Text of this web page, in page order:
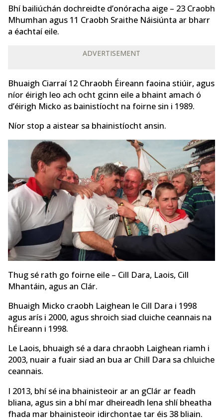
Bhí bailiúchán dochreidte d’onóracha aige – 23 Craobh
Mhumhan agus 11 Craobh Sraithe Náisiúnta ar bharr
a éachtaí eile.
ADVERTISEMENT
Bhuaigh Ciarraí 12 Chraobh Éireann faoina stiúir, agus
níor éirigh leo ach ocht gcinn eile a bhaint amach ó
d’éirigh Micko as bainistíocht na foirne sin i 1989.
Níor stop a aistear sa bhainistíocht ansin.
Thug sé rath go foirne eile – Cill Dara, Laois, Cill
Mhantáin, agus an Clár.
Bhuaigh Micko craobh Laighean le Cill Dara i 1998
agus arís i 2000, agus shroich siad cluiche ceannais na
hÉireann i 1998.
Le Laois, bhuaigh sé a dara chraobh Laighean riamh i
2003, nuair a fuair siad an bua ar Chill Dara sa chluiche
ceannais.
I 2013, bhí sé ina bhainisteoir ar an gClár ar feadh
bliana, agus sin a bhí mar dheireadh lena shlí bheatha
fhada mar bhainisteoir idirchontae tar éis 38 bliain.